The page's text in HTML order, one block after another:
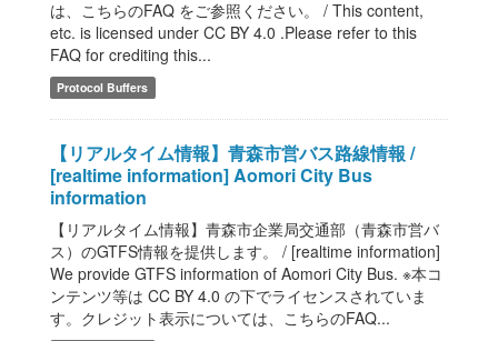
は、こちらのFAQ をご参照ください。 / This content,
etc. is licensed under CC BY 4.0 .Please refer to this
FAQ for crediting this...
Protocol Buffers
【リアルタイム情報】青森市営バス路線情報 /
[realtime information] Aomori City Bus
information
【リアルタイム情報】青森市企業局交通部（青森市営バ
ス）のGTFS情報を提供します。 / [realtime information]
We provide GTFS information of Aomori City Bus. ※本コ
ンテンツ等は CC BY 4.0 の下でライセンスされていま
す。クレジット表示については、こちらのFAQ...